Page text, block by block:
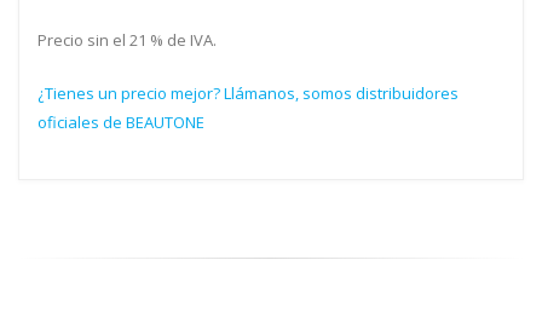
Precio sin el 21 % de IVA.
¿Tienes un precio mejor? Llámanos, somos distribuidores
oficiales de BEAUTONE